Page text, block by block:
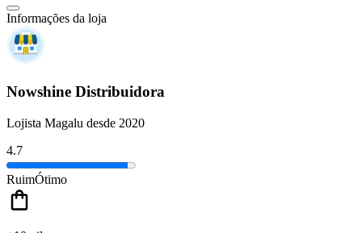
Informações da loja
Nowshine Distribuidora
Lojista Magalu desde 2020
4.7
RuimÓtimo